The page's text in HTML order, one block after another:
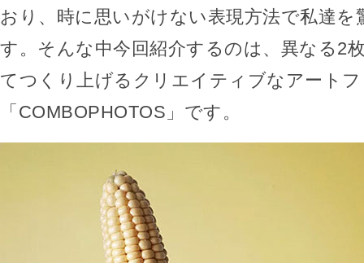
おり、時に思いがけない表現方法で私達を
す。そんな中今回紹介するのは、異なる2
てつくり上げるクリエイティブなアート
「COMBOPHOTOS」です。